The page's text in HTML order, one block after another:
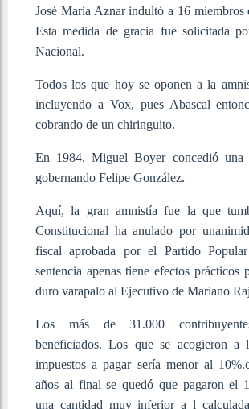
José María Aznar indultó a 16 miembros
Esta medida de gracia fue solicitada
Nacional.
Todos los que hoy se oponen a la
incluyendo a Vox, pues Abascal
cobrando de un chiringuito.
En 1984, Miguel Boyer concedió una
gobernando Felipe González.
Aquí, la gran amnistía fue la que
Constitucional ha anulado por
fiscal aprobada por el Partido
sentencia apenas tiene efectos prácticos
duro varapalo al Ejecutivo de Mariano
Los más de 31.000
beneficiados. Los que se acogieron a
impuestos a pagar sería menor al
años al final se quedó que pagaron el
una cantidad muy inferior a l